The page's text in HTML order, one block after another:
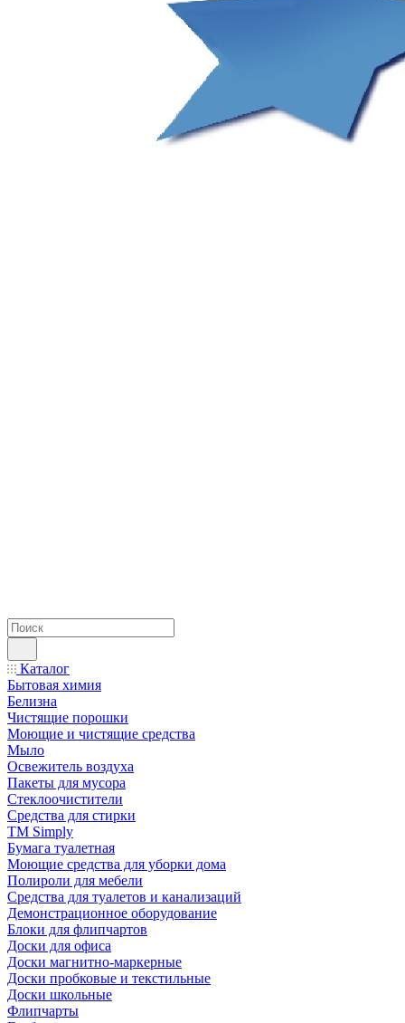
Каталог
Бытовая химия
Белизна
Чистящие порошки
Моющие и чистящие средства
Мыло
Освежитель воздуха
Пакеты для мусора
Стеклоочистители
Средства для стирки
TM Simply
Бумага туалетная
Моющие средства для уборки дома
Полироли для мебели
Средства для туалетов и канализаций
Демонстрационное оборудование
Блоки для флипчартов
Доски для офиса
Доски магнитно-маркерные
Доски пробковые и текстильные
Доски школьные
Флипчарты